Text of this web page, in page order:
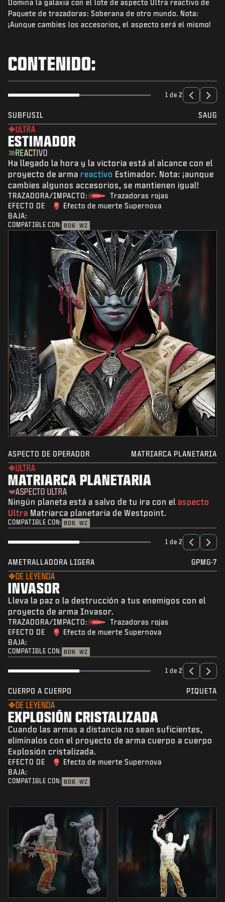
NOTICIAS
TIENDA
ATENCIÓN AL CLIENTE
INICIAR SESIÓN|REGISTRARSE
Domina la galaxia con el lote de aspecto Ultra reactivo de
Paquete de trazadoras: Soberana de otro mundo. Nota:
¡Aunque cambies los accesorios, el aspecto será el mismo!
CONTENIDO:
1 de 2
SUBFUSIL SAUG
ULTRA
ESTIMADOR
REACTIVO
Ha llegado la hora y la victoria está al alcance con el
proyecto de arma reactivo Estimador. Nota: ¡aunque
cambies algunos accesorios, se mantienen igual!
TRAZADORA/IMPACTO:
Trazadoras rojas
EFECTO DE
BAJA:
Efecto de muerte Supernova
COMPATIBLE CON: BO6 WZ
ASPECTO DE OPERADOR MATRIARCA PLANETARIA
ULTRA
MATRIARCA PLANETARIA
ASPECTO ULTRA
Ningún planeta está a salvo de tu ira con el aspecto
Ultra Matriarca planetaria de Westpoint.
COMPATIBLE CON: BO6 WZ
1 de 2
AMETRALLADORA LIGERA GPMG-7
DE LEYENDA
INVASOR
Lleva la paz o la destrucción a tus enemigos con el
proyecto de arma Invasor.
TRAZADORA/IMPACTO:
Trazadoras rojas
EFECTO DE
BAJA:
Efecto de muerte Supernova
COMPATIBLE CON: BO6 WZ
1 de 2
CUERPO A CUERPO PIQUETA
DE LEYENDA
EXPLOSIÓN CRISTALIZADA
Cuando las armas a distancia no sean suficientes,
elimínalos con el proyecto de arma cuerpo a cuerpo
Explosión cristalizada.
EFECTO DE
BAJA:
Efecto de muerte Supernova
COMPATIBLE CON: BO6 WZ